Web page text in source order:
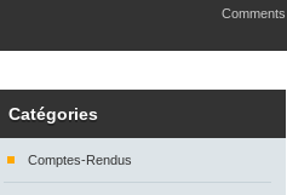
Comments
Catégories
Comptes-Rendus